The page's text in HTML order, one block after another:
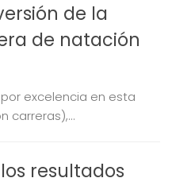
de la
de natación
excelencia en esta
carreras),...
resultados